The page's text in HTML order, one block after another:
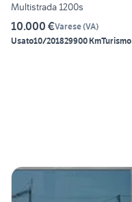
Multistrada 1200s
10.000 €Varese(VA)
Usato10/201829900 KmTurismo